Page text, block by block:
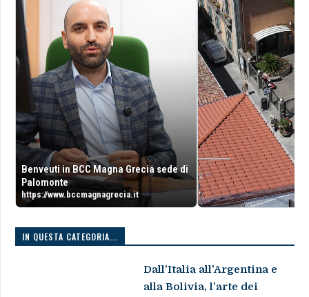
Benveuti in BCC Magna Grecia sede di
Palomonte
https://www.bccmagnagrecia.it
IN QUESTA CATEGORIA...
Dall’Italia all’Argentina e
alla Bolivia, l’arte dei